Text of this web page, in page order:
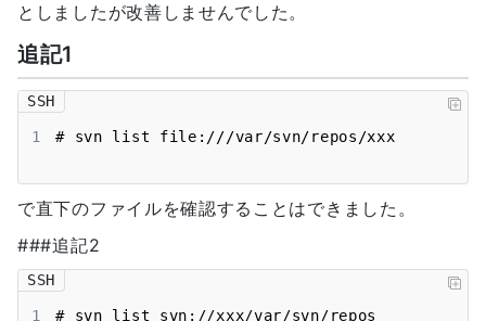
としましたが改善しませんでした。
追記1
SSH
1 # svn list file:///var/svn/repos/xxx
で直下のファイルを確認することはできました。
###追記2
SSH
1 # svn list svn://xxx/var/svn/repos